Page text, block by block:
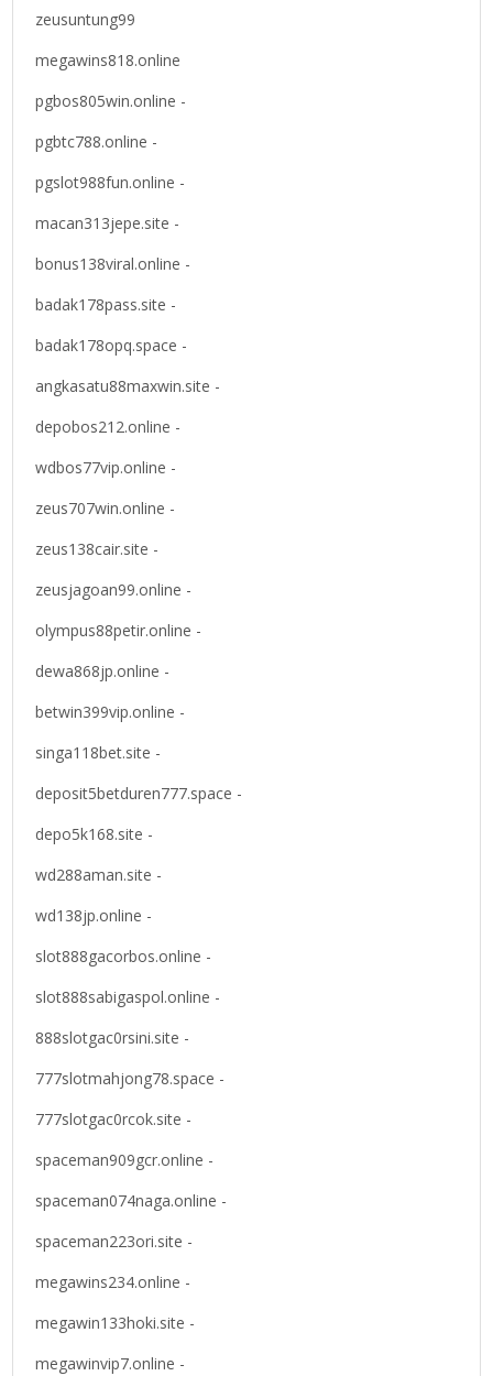
zeusuntung99
megawins818.online
pgbos805win.online -
pgbtc788.online -
pgslot988fun.online -
macan313jepe.site -
bonus138viral.online -
badak178pass.site -
badak178opq.space -
angkasatu88maxwin.site -
depobos212.online -
wdbos77vip.online -
zeus707win.online -
zeus138cair.site -
zeusjagoan99.online -
olympus88petir.online -
dewa868jp.online -
betwin399vip.online -
singa118bet.site -
deposit5betduren777.space -
depo5k168.site -
wd288aman.site -
wd138jp.online -
slot888gacorbos.online -
slot888sabigaspol.online -
888slotgac0rsini.site -
777slotmahjong78.space -
777slotgac0rcok.site -
spaceman909gcr.online -
spaceman074naga.online -
spaceman223ori.site -
megawins234.online -
megawin133hoki.site -
megawinvip7.online -